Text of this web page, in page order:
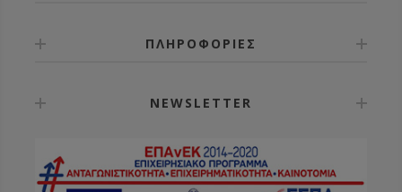
ΠΛΗΡΟΦΟΡΙΕΣ
NEWSLETTER